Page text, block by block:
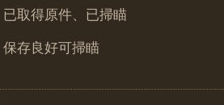
取得原件、已掃瞄
存良好可掃瞄